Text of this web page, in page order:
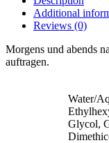
Additional
Reviews (0)
Morgens und abends
auftragen.
Water/
Glycol,